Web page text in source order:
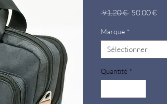
91,20 € Prix
50,00 €Prix
Marque *
Sélectionner
Quantité *